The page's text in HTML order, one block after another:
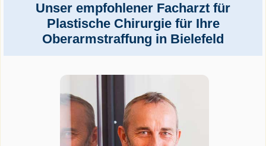
Unser empfohlener Facharzt für
Plastische Chirurgie für Ihre
Oberarmstraffung in Bielefeld